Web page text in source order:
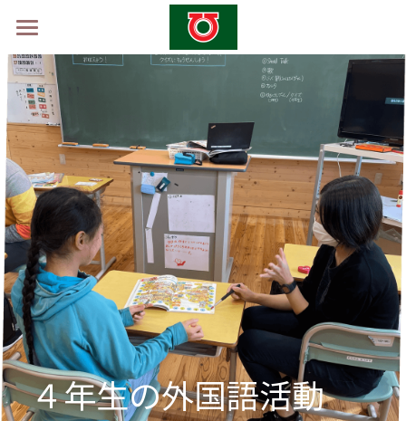
ホーム
学校概要
山村留学制度
山村留学体験会2026 -秋-
採用情報
お問い合わせ
４年生の外国語活動